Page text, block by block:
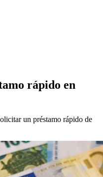
rápido en
un préstamo rápido de